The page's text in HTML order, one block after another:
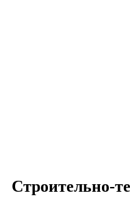
Строительно-